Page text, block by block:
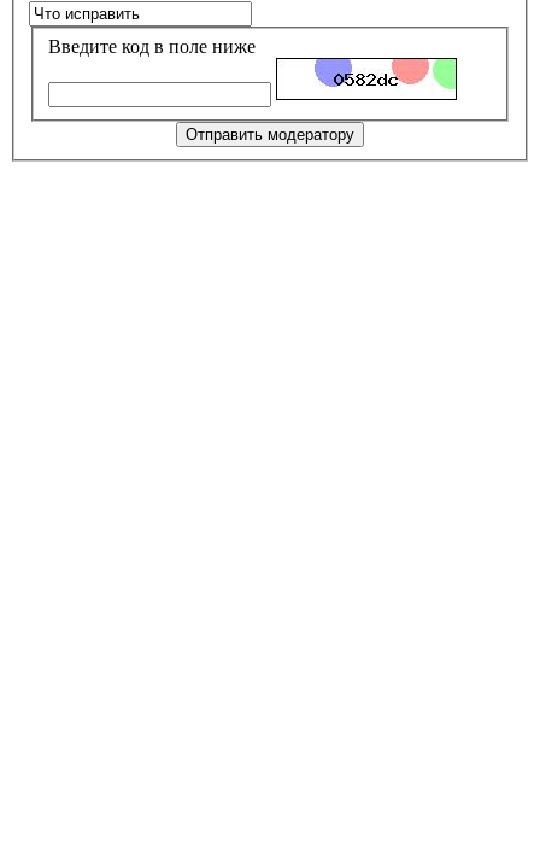
Введите код в поле ниже
Отправить модератору